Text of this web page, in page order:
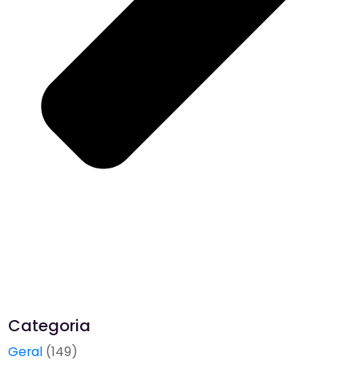
Categoria
Geral (149)